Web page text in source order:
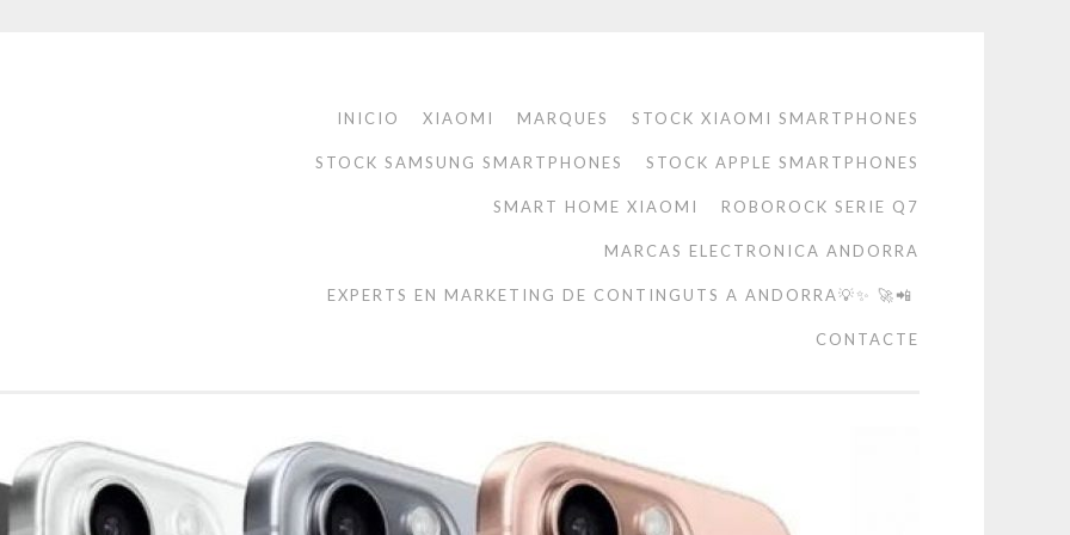
INICIO XIAOMI MARQUES STOCK XIAOMI SMARTPHONES
STOCK SAMSUNG SMARTPHONES STOCK APPLE SMARTPHONES
SMART HOME XIAOMI ROBOROCK SERIE Q7
MARCAS ELECTRONICA ANDORRA
EXPERTS EN MARKETING DE CONTINGUTS A ANDORRA💡✨ 🚀📲
CONTACTE